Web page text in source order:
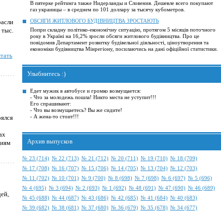
тыс.
В пятерке рейтинга также Нидерланды и Словения. Дешевле всего покупают
газ украинцы – в среднем по 101 доллару за тысячу кубометров.
ОБСЯГИ ЖИТЛОВОГО БУДІВНИЦТВА ЗРОСТАЮТЬ
Попри складну політико-економічну ситуацію, протягом 5 місяців поточного
року в Україні на 16,2% зросли обсяги житлового будівництва. Про це
повідомив Департамент розвитку будівельної діяльності, ціноутворення та
економіки будівництва Мінрегіону, посилаючись на дані офіційної статистики.
Улыбнитесь :)
Едет мужик в автобусе и громко возмущается:
- Что за молодежь пошла! Никто места не уступит!!!
Его спрашивают:
- Что вы возмущаетесь? Вы же сидите!
- А жена-то стоит!!!
Архив выпусков
№ 23 (714) № 22 (713) № 21 (712) № 20 (711) № 19 (710) № 18 (709)
№ 17 (708) № 16 (707) № 15 (706) № 14 (705) № 13 (704) № 12 (703)
№ 11 (702) № 10 (701) № 9 (700) № 8 (698) № 7 (698) № 6 (697) № 5 (696)
№ 4 (695) № 3 (694) № 2 (693) № 1 (692) № 48 (691) № 47 (690) № 46 (689)
№ 45 (688) № 44 (687) № 43 (686) № 42 (685) № 41 (684) № 40 (683)
№ 39 (682) № 38 (681) № 37 (680) № 36 (679) № 35 (678) № 34 (677)